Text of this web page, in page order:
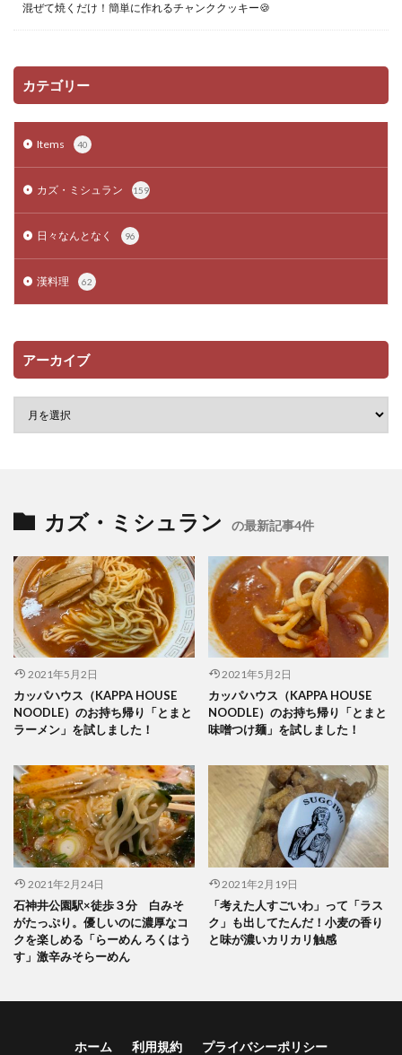
混ぜて焼くだけ！簡単に作れるチャンククッキー🍪
カテゴリー
Items 40
カズ・ミシュラン 159
日々なんとなく 96
漢料理 62
アーカイブ
カズ・ミシュラン の最新記事4件
2021年5月2日
カッパハウス（KAPPA HOUSE
NOODLE）のお持ち帰り「とまと
ラーメン」を試しました！
2021年5月2日
カッパハウス（KAPPA HOUSE
NOODLE）のお持ち帰り「とまと
味噌つけ麺」を試しました！
2021年2月24日
石神井公園駅×徒歩３分 白みそ
がたっぷり。優しいのに濃厚なコ
クを楽しめる「らーめん ろくはう
す」激辛みそらーめん
2021年2月19日
「考えた人すごいわ」って「ラス
ク」も出してたんだ！小麦の香り
と味が濃いカリカリ触感
ホーム 利用規約 プライバシーポリシー